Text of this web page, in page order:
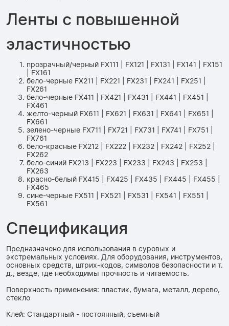
Ленты с повышенной
эластичностью
прозрачный/черный FX111 | FX121 | FX131 | FX141 | FX151
| FX161
бело-черные FX211 | FX221 | FX231 | FX241 | FX251 |
FX261
бело-черные FX411 | FX421 | FX431 | FX441 | FX451 |
FX461
желто-черный FX611 | FX621 | FX631 | FX641 | FX651 |
FX661
зелено-черные FX711 | FX721 | FX731 | FX741 | FX751 |
FX761
бело-красные FX212 | FX222 | FX232 | FX242 | FX252 |
FX262
бело-синий FX213 | FX223 | FX233 | FX243 | FX253 |
FX263
красно-белый FX415 | FX425 | FX435 | FX445 | FX455 |
FX465
сине-черные FX511 | FX521 | FX531 | FX541 | FX551 |
FX561
Спецификация
Предназначено для использования в суровых и
экстремальных условиях. Для оборудования, инструментов,
основных средств, штрих-кодов, символов безопасности и т.
д., везде, где необходимы прочность и читаемость.
Поверхность применения: пластик, бумага, металл, дерево,
стекло
Клей: Стандартный - постоянный, съемный